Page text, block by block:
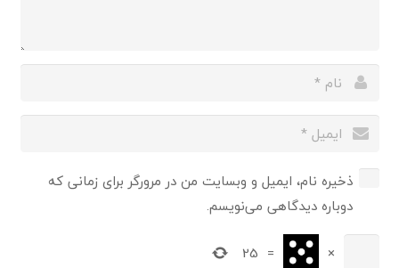
ذخیره نام، ایمیل و وبسایت من در مرورگر برای زمانی که
دوباره دیدگاهی می‌نویسم.
×
=
25